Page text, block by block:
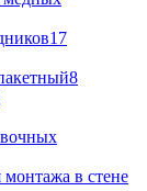
17
8
монтажа в стене